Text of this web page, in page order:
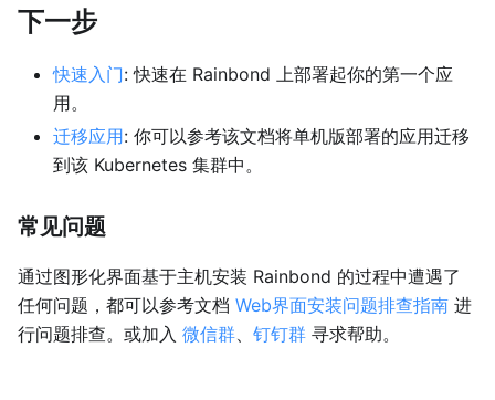
下一步
快速入门: 快速在 Rainbond 上部署起你的第一个应
用。
迁移应用: 你可以参考该文档将单机版部署的应用迁移
到该 Kubernetes 集群中。
常见问题
通过图形化界面基于主机安装 Rainbond 的过程中遭遇了
任何问题，都可以参考文档 Web界面安装问题排查指南 进
行问题排查。或加入 微信群 钉钉群 寻求帮助。